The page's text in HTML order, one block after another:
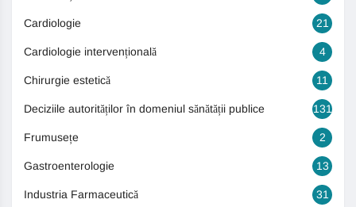
Cardiologie 21
Cardiologie intervențională 4
Chirurgie estetică 11
Deciziile autorităților în domeniul sănătății publice 131
Frumusețe 2
Gastroenterologie 13
Industria Farmaceutică 31